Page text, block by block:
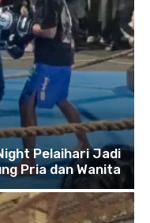
Pelaihari Jadi
Pria dan Wanita